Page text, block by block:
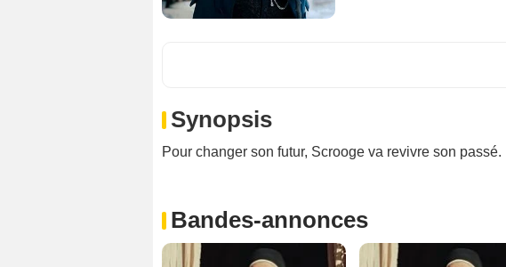
Synopsis
Pour changer son futur, Scrooge va revivre son passé.
Bandes-annonces